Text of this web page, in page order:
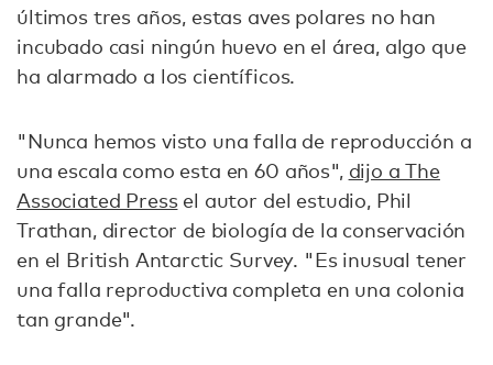
últimos tres años, estas aves polares no han
incubado casi ningún huevo en el área, algo que
ha alarmado a los científicos.
"Nunca hemos visto una falla de reproducción a
una escala como esta en 60 años", dijo a The
Associated Pressel autor del estudio, Phil
Trathan, director de biología de la conservación
en el British Antarctic Survey. "Es inusual tener
una falla reproductiva completa en una colonia
tan grande".